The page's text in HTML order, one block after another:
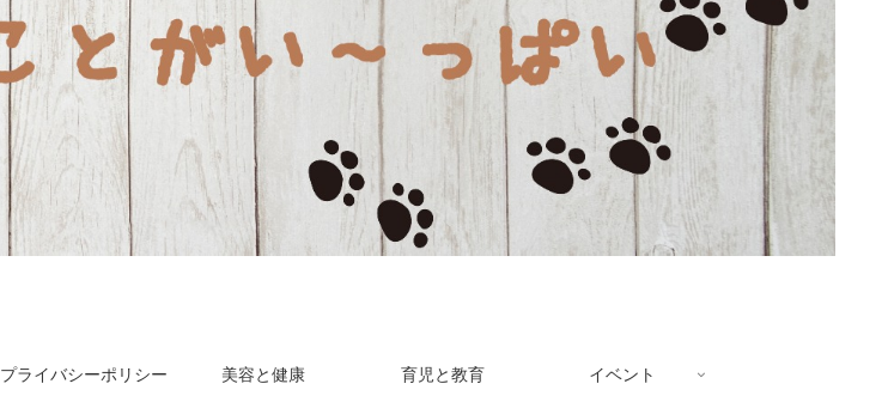
プライバシーポリシー 美容と健康 育児と教育 イベント